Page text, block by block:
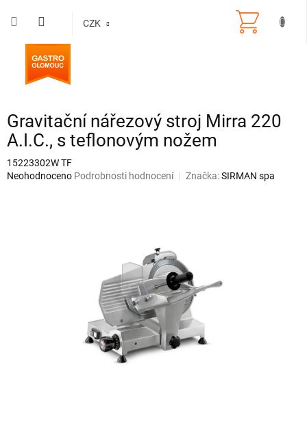
CZK
Gravitační nářezový stroj Mirra 220
A.I.C., s teflonovým nožem
15223302W TF
Průměrné
Neohodnoceno Podrobnosti hodnocení Značka:SIRMAN spa